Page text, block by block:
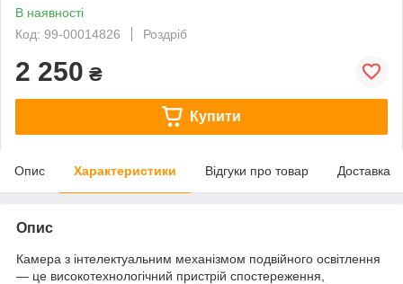
В наявності
Код: 99-00014826
Роздріб
2 250 ₴
Купити
Опис Характеристики Відгуки про товар Доставка
Опис
Камера з інтелектуальним механізмом подвійного освітлення
— це високотехнологічний пристрій спостереження,